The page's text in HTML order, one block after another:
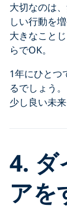
大切なのは
しい行動を
大きなこと
らでOK。
1年にひとつ
るでしょう
少し良い未
4. ダ
アを